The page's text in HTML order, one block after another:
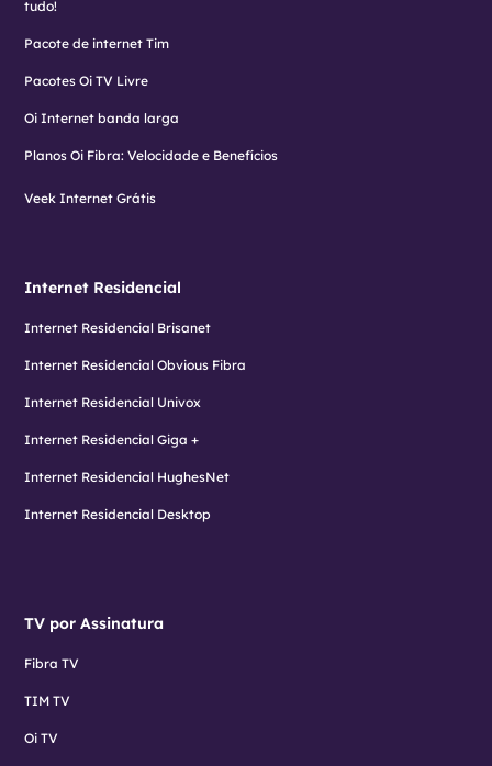
tudo!
Pacote de internet Tim
Pacotes Oi TV Livre
Oi Internet banda larga
Planos Oi Fibra: Velocidade e Benefícios
Veek Internet Grátis
Internet Residencial
Internet Residencial Brisanet
Internet Residencial Obvious Fibra
Internet Residencial Univox
Internet Residencial Giga +
Internet Residencial HughesNet
Internet Residencial Desktop
TV por Assinatura
Fibra TV
TIM TV
Oi TV